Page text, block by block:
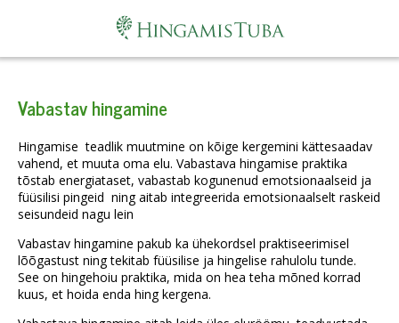
Vabastav hingamine
Hingamise teadlik muutmine on kõige kergemini kättesaadav
vahend, et muuta oma elu. Vabastava hingamise praktika
tõstab energiataset, vabastab kogunenud emotsionaalseid ja
füüsilisi pingeid ning aitab integreerida emotsionaalselt raskeid
seisundeid nagu lein
Vabastav hingamine pakub ka ühekordsel praktiseerimisel
lõõgastust ning tekitab füüsilise ja hingelise rahulolu tunde.
See on hingehoiu praktika, mida on hea teha mõned korrad
kuus, et hoida enda hing kergena.